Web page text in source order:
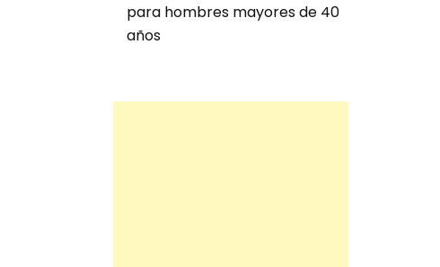
para hombres mayores de 40
años